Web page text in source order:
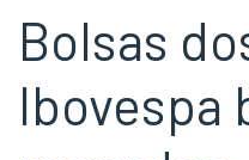
Bolsas
Ibovespa